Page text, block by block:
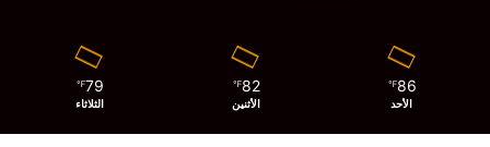
86
℉
الأحد
82
℉
الأثنين
79
℉
الثلاثاء